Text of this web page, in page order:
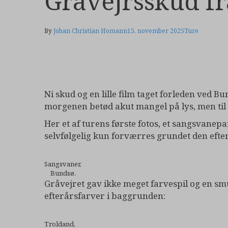
ByJohan Christian Homann15. november 2025Ture
Ni skud og en lille film taget forleden ved
morgenen betød akut mangel på lys, men
Her et af turens første fotos, et
selvfølgelig kun forværres grundet den
Sangsvaner,
Bundsø.
Gråvejret gav ikke meget farvespil og en
efterårsfarver i baggrunden:
Troldand,